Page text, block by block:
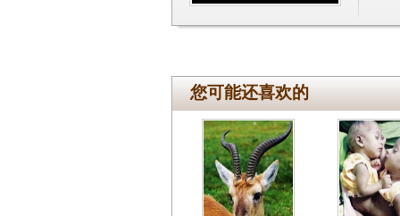
您可能还喜欢的